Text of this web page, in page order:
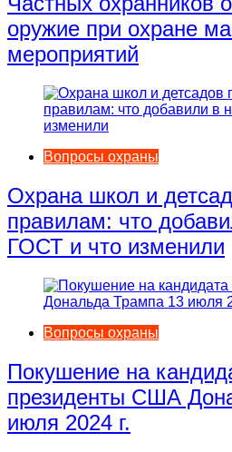
оружие при охране
мероприятий
Вопросы охраны
Охрана школ и
правилам: что
ГОСТ и что изменили
Вопросы охраны
Покушение на
президенты США
июля 2024 г.